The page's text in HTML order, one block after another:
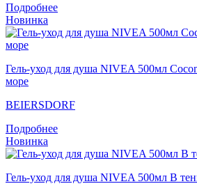
Подробнее
Новинка
Гель-уход для душа NIVEA 500мл
море
BEIERSDORF
Подробнее
Новинка
Гель-уход для душа NIVEA 500мл В